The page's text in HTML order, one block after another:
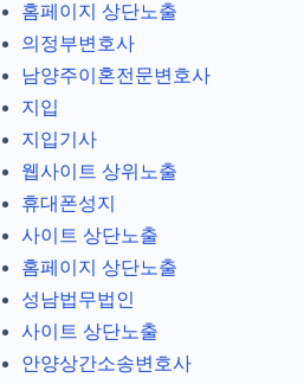
홈페이지 상단노출
의정부변호사
남양주이혼전문변호사
지입
지입기사
웹사이트 상위노출
휴대폰성지
사이트 상단노출
홈페이지 상단노출
성남법무법인
사이트 상단노출
안양상간소송변호사